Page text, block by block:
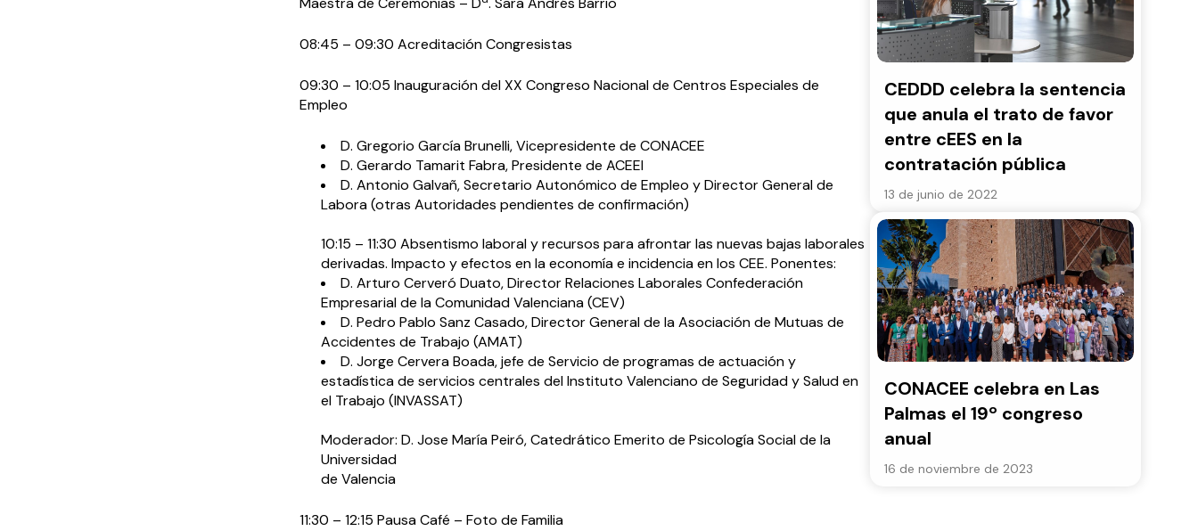
08:45 – 09:30 Acreditación Congresistas
09:30 – 10:05 Inauguración del XX Congreso Nacional de Centros Especiales de
Empleo
D. Gregorio García Brunelli, Vicepresidente de CONACEE
D. Gerardo Tamarit Fabra, Presidente de ACEEI
D. Antonio Galvañ, Secretario Autonómico de Empleo y Director General de
Labora (otras Autoridades pendientes de confirmación)
10:15 – 11:30 Absentismo laboral y recursos para afrontar las nuevas bajas laborales
derivadas. Impacto y efectos en la economía e incidencia en los CEE. Ponentes:
D. Arturo Cerveró Duato, Director Relaciones Laborales Confederación
Empresarial de la Comunidad Valenciana (CEV)
D. Pedro Pablo Sanz Casado, Director General de la Asociación de Mutuas de
Accidentes de Trabajo (AMAT)
D. Jorge Cervera Boada, jefe de Servicio de programas de actuación y
estadística de servicios centrales del Instituto Valenciano de Seguridad y Salud en
el Trabajo (INVASSAT)
Moderador: D. Jose María Peiró, Catedrático Emerito de Psicología Social de la
Universidad
de Valencia
11:30 – 12:15 Pausa Café – Foto de Familia
CEDDD celebra la sentencia
que anula el trato de favor
entre cEES en la
contratación pública
13 de junio de 2022
CONACEE celebra en Las
Palmas el 19º congreso
anual
16 de noviembre de 2023